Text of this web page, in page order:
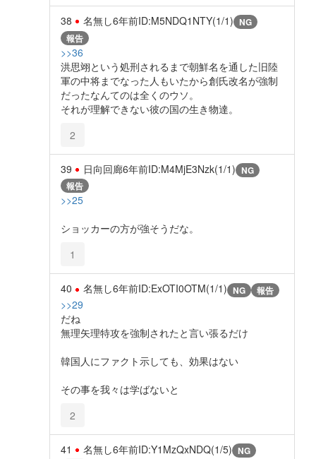
38 名無し6年前ID:M5NDQ1NTY(1/1) NG
報告
>>36
洪思翊という処刑されるまで朝鮮名を通した旧陸
軍の中将までなった人もいたから創氏改名が強制
だったなんてのは全くのウソ。
それが理解できない彼の国の生き物達。
2
39 日向回廊6年前ID:M4MjE3Nzk(1/1) NG
報告
>>25
ショッカーの方が強そうだな。
1
40 名無し6年前ID:ExOTI0OTM(1/1) NG 報告
>>29
だね
無理矢理特攻を強制されたと言い張るだけ
韓国人にファクト示しても、効果はない
その事を我々は学ばないと
2
41 名無し6年前ID:Y1MzQxNDQ(1/5) NG